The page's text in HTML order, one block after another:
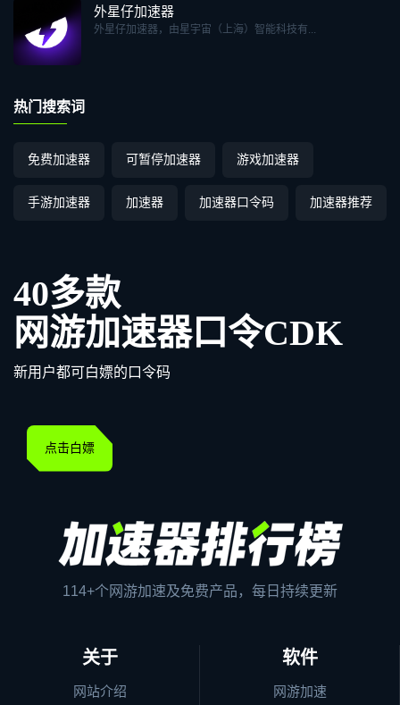
外星仔加速器
外星仔加速器，由星宇宙（上海）智能科技有...
热门搜索词
免费加速器 可暂停加速器 游戏加速器
手游加速器 加速器 加速器口令码 加速器推荐
40多款
网游加速器口令CDK
新用户都可白嫖的口令码
点击白嫖
114+个网游加速及免费产品，每日持续更新
关于
网站介绍
软件
网游加速